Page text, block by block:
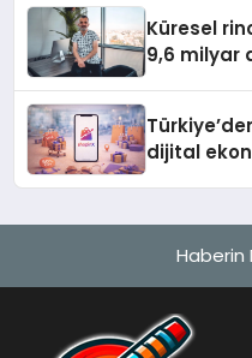
Küresel
9,6 milyar
dijital
Haberin